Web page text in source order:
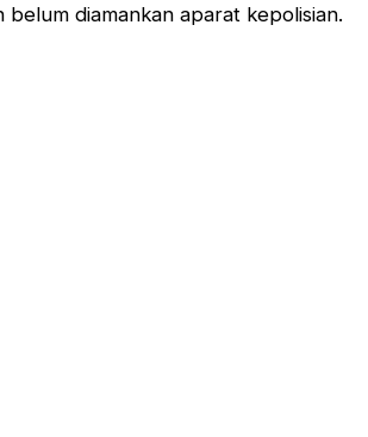
belum diamankan aparat kepolisian.